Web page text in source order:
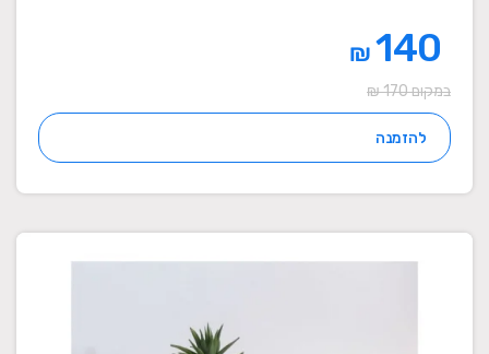
₪
במקום 170 ₪
להזמנה